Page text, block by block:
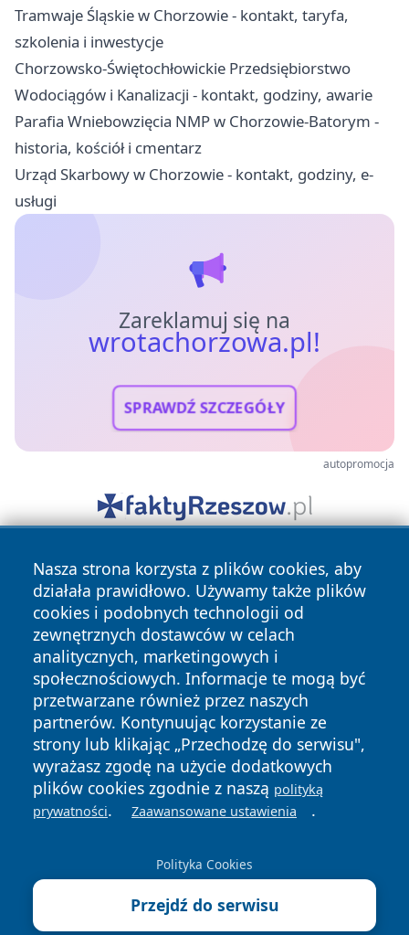
Tramwaje Śląskie w Chorzowie - kontakt, taryfa,
szkolenia i inwestycje
Chorzowsko-Świętochłowickie Przedsiębiorstwo
Wodociągów i Kanalizacji - kontakt, godziny, awarie
Parafia Wniebowzięcia NMP w Chorzowie-Batorym -
historia, kościół i cmentarz
Urząd Skarbowy w Chorzowie - kontakt, godziny, e-
usługi
Zareklamuj się na
wrotachorzowa.pl!
SPRAWDŹ SZCZEGÓŁY
autopromocja
Nasza strona korzysta z plików cookies, aby
działała prawidłowo. Używamy także plików
cookies i podobnych technologii od
zewnętrznych dostawców w celach
analitycznych, marketingowych i
społecznościowych. Informacje te mogą być
przetwarzane również przez naszych
partnerów. Kontynuując korzystanie ze
strony lub klikając „Przechodzę do serwisu",
wyrażasz zgodę na użycie dodatkowych
plików cookies zgodnie z naszą polityką
prywatności. Zaawansowane ustawienia .
Polityka Cookies
Przejdź do serwisu
Copyright © 2026 wrotachorzowa.pl Wszystkie prawa
zastrzeżone.
News Autorzy
Polityka
Prywatności
Polityka
Cookies